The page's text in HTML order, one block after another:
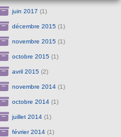
juin 2017 (1)
décembre 2015 (1)
novembre 2015 (1)
octobre 2015 (1)
avril 2015 (2)
novembre 2014(1)
octobre 2014(1)
juillet 2014(1)
février 2014(1)